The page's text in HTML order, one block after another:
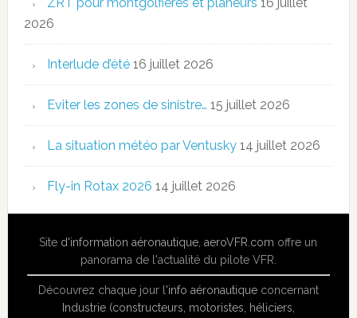
2026
Interlude d’été 16 juillet 2026
Eviter les zones de sinistre… 15 juillet 2026
La situation météo par Ventusky 14 juillet 2026
Fly-in Rotax 2026 14 juillet 2026
Site d'information aéronautique ,aeroVFR.com offre un
panorama de l'actualité du pilote VFR.
Découvrez chaque jour l'info aéronautiqueconcernant
Industrie (constructeurs, motoristes, héliciers,